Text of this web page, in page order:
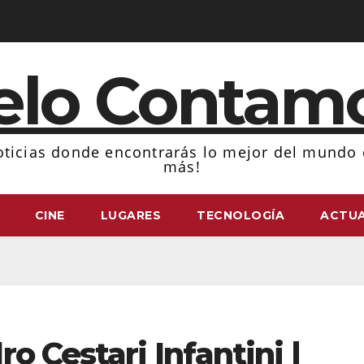
donde encontrarás lo mejor del
más!
CINE LUGARES TECNOLOGÍA
Cestari Infantini |